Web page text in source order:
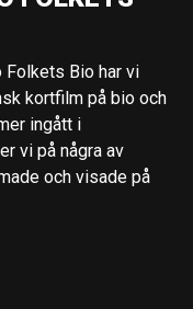
Bio har vi
kortfilm på bio och
ingått i
vi på några av
och visade på